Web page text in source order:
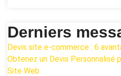
Derniers
Devis site e-commerce : 6
Obtenez un Devis Personnalisé
Site Web